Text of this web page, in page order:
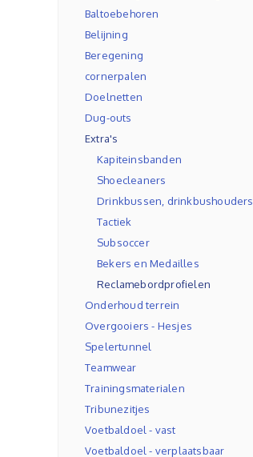
Baltoebehoren
Belijning
Beregening
cornerpalen
Doelnetten
Dug-outs
Extra's
Kapiteinsbanden
Shoecleaners
Drinkbussen, drinkbushouders
Tactiek
Subsoccer
Bekers en Medailles
Reclamebordprofielen
Onderhoud terrein
Overgooiers - Hesjes
Spelertunnel
Teamwear
Trainingsmaterialen
Tribunezitjes
Voetbaldoel - vast
Voetbaldoel - verplaatsbaar